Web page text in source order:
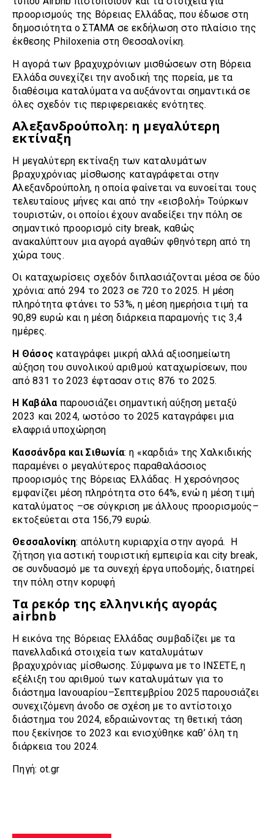
προορισμούς της Βόρειας Ελλάδας, που έδωσε στη
δημοσιότητα ο ΣΤΑΜΑ σε εκδήλωση στο πλαίσιο της
έκθεσης Philoxenia στη Θεσσαλονίκη.
Η αγορά των βραχυχρόνιων μισθώσεων στη Βόρεια
Ελλάδα συνεχίζει την ανοδική της πορεία, με τα
διαθέσιμα καταλύματα να αυξάνονται σημαντικά σε
όλες σχεδόν τις περιφερειακές ενότητες.
Αλεξανδρούπολη: η μεγαλύτερη
εκτίναξη
Η μεγαλύτερη εκτίναξη των καταλυμάτων
βραχυχρόνιας μίσθωσης καταγράφεται στην
Αλεξανδρούπολη, η οποία φαίνεται να ευνοείται τους
τελευταίους μήνες και από την «εισβολή» Τούρκων
τουριστών, οι οποίοι έχουν αναδείξει την πόλη σε
σημαντικό προορισμό city break, καθώς
ανακαλύπτουν μια αγορά αγαθών φθηνότερη από τη
χώρα τους.
Οι καταχωρίσεις σχεδόν διπλασιάζονται μέσα σε δύο
χρόνια: από 294 το 2023 σε 720 το 2025. Η μέση
πληρότητα φτάνει το 53%, η μέση ημερήσια τιμή τα
90,89 ευρώ και η μέση διάρκεια παραμονής τις 3,4
ημέρες.
H Θάσος καταγράφει μικρή αλλά αξιοσημείωτη
αύξηση του συνολικού αριθμού καταχωρίσεων, που
από 831 το 2023 έφτασαν στις 876 το 2025.
Η Καβάλαπαρουσιάζει σημαντική αύξηση μεταξύ
2023 και 2024, ωστόσο το 2025 καταγράφει μια
ελαφριά υποχώρηση
Κασσάνδρα και Σιθωνία: η «καρδιά» της Χαλκιδικής
παραμένει ο μεγαλύτερος παραθαλάσσιος
προορισμός της Βόρειας Ελλάδας. Η χερσόνησος
εμφανίζει μέση πληρότητα στο 64%, ενώ η μέση τιμή
καταλύματος –σε σύγκριση με άλλους προορισμούς–
εκτοξεύεται στα 156,79 ευρώ.
Θεσσαλονίκη: απόλυτη κυριαρχία στην αγορά. Η
ζήτηση για αστική τουριστική εμπειρία και city break,
σε συνδυασμό με τα συνεχή έργα υποδομής, διατηρεί
την πόλη στην κορυφή
Τα ρεκόρ της ελληνικής αγοράς
airbnb
Η εικόνα της Βόρειας Ελλάδας συμβαδίζει με τα
πανελλαδικά στοιχεία των καταλυμάτων
βραχυχρόνιας μίσθωσης. Σύμφωνα με το ΙΝΣΕΤΕ, η
εξέλιξη του αριθμού των καταλυμάτων για το
διάστημα Ιανουαρίου–Σεπτεμβρίου 2025 παρουσιάζει
συνεχιζόμενη άνοδο σε σχέση με το αντίστοιχο
διάστημα του 2024, εδραιώνοντας τη θετική τάση
που ξεκίνησε το 2023 και ενισχύθηκε καθ’ όλη τη
διάρκεια του 2024.
Πηγή: ot.gr